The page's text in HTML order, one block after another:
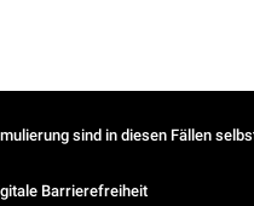
sind in diesen Fällen
Barrierefreiheit